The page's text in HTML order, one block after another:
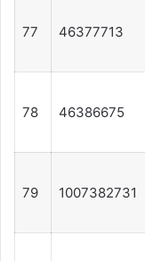
77 46377713
78 46386675
79 1007382731